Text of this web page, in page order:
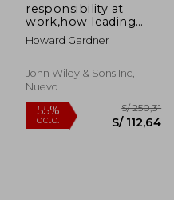
responsibility at
work,how leading
professionals act (or
don´t act)
Howard Gardner
John Wiley & Sons Inc,
Nuevo